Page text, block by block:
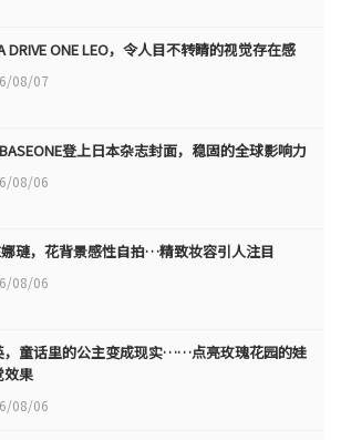
DRIVE ONE LEO，令人目不转睛的视觉存在感
08/07
登上日本杂志封面，稳固的全球影响力
08/06
娜璉，花背景感性自拍…精致妆容引人注目
08/06
，童话里的公主变成现实……点亮玫瑰花园的娃
效果
08/06